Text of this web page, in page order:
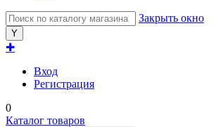
Закрыть окно
✚
Вход
Регистрация
0
Каталог товаров